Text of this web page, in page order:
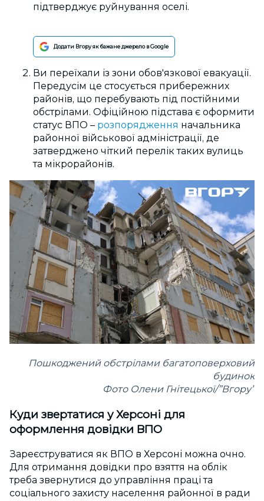
підтверджує руйнування оселі.
Додати Вгору як бажане джерело в Google
Ви переїхали із зони обов'язкової евакуації.
Передусім це стосується прибережних
районів, що перебувають під постійними
обстрілами. Офіційною підстава є оформити
статус ВПО – розпорядження начальника
районної військової адміністрації, де
затверджено чіткий перелік таких вулиць
та мікрорайонів.
Пошкоджений обстрілами багатоповерховий
будинок
Фото Олени Гнітецької/”Вгору”
Куди звертатися у Херсоні для
оформлення довідки ВПО
Зареєструватися як ВПО в Херсоні можна очно.
Для отримання довідки про взяття на облік
треба звернутися до управління праці та
соціального захисту населення районної в ради